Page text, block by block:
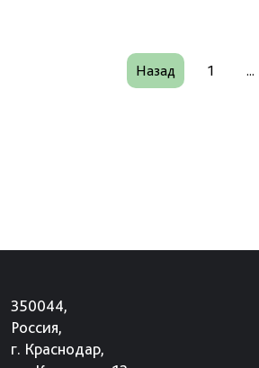
Назад 1 ...
350044,
Россия,
г. Краснодар,